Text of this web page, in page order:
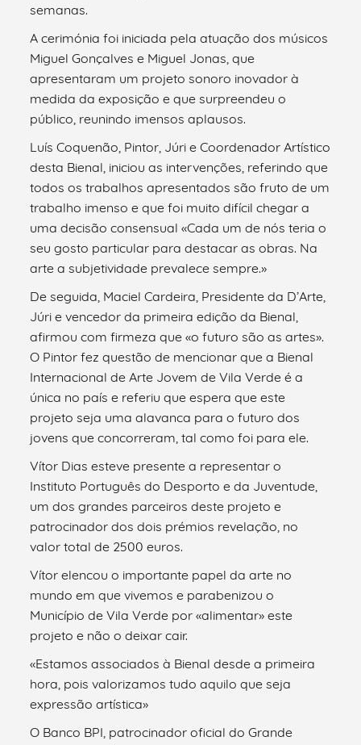
semanas.
A cerimónia foi iniciada pela atuação dos músicos
Miguel Gonçalves e Miguel Jonas, que
apresentaram um projeto sonoro inovador à
medida da exposição e que surpreendeu o
público, reunindo imensos aplausos.
Luís Coquenão, Pintor, Júri e Coordenador Artístico
desta Bienal, iniciou as intervenções, referindo que
todos os trabalhos apresentados são fruto de um
trabalho imenso e que foi muito difícil chegar a
uma decisão consensual «Cada um de nós teria o
seu gosto particular para destacar as obras. Na
arte a subjetividade prevalece sempre.»
De seguida, Maciel Cardeira, Presidente da D’Arte,
Júri e vencedor da primeira edição da Bienal,
afirmou com firmeza que «o futuro são as artes».
O Pintor fez questão de mencionar que a Bienal
Internacional de Arte Jovem de Vila Verde é a
única no país e referiu que espera que este
projeto seja uma alavanca para o futuro dos
jovens que concorreram, tal como foi para ele.
Vítor Dias esteve presente a representar o
Instituto Português do Desporto e da Juventude,
um dos grandes parceiros deste projeto e
patrocinador dos dois prémios revelação, no
valor total de 2500 euros.
Vítor elencou o importante papel da arte no
mundo em que vivemos e parabenizou o
Município de Vila Verde por «alimentar» este
projeto e não o deixar cair.
«Estamos associados à Bienal desde a primeira
hora, pois valorizamos tudo aquilo que seja
expressão artística»
O Banco BPI, patrocinador oficial do Grande